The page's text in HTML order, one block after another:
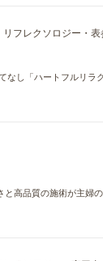
リフレクソロジー・表
し「ハートフルリラ
高品質の施術が主婦